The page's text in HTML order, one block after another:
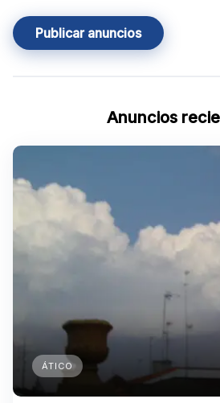
Publicar anuncios
Anuncios
ÁTICO